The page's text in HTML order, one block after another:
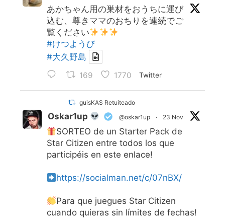
あかちゃん用の巣材をおうちに運び
込む、尊きママのおちりを連続でご
覧ください
#けつようび
#大久野島
169 1770 Twitter
guisKAS Retuiteado
Oskar1up @oskar1up · 23 Nov
SORTEO de un Starter Pack de
Star Citizen entre todos los que
participéis en este enlace!
https://socialman.net/c/07nBX/
Para que juegues Star Citizen
cuando quieras sin límites de fechas!